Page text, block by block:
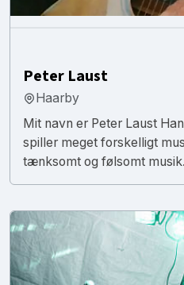
Peter Laust
Haarby
Mit navn er Peter Laust
spiller meget forskelligt
tænksomt og følsomt